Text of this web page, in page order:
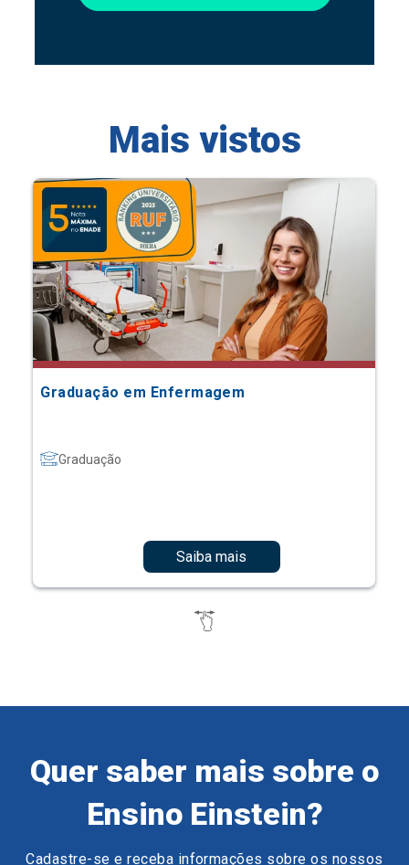
Mais vistos
Graduação em Enfermagem
Graduação
Saiba mais
Quer saber mais sobre o
Ensino Einstein?
Cadastre-se e receba informações sobre os nossos